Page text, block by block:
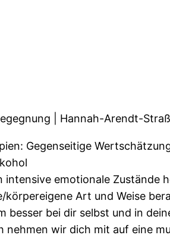
| Hannah-Arendt-
Gegenseitige
intensive emotionale Zustände
Art und Weise
bei dir selbst und in
wir dich mit auf eine